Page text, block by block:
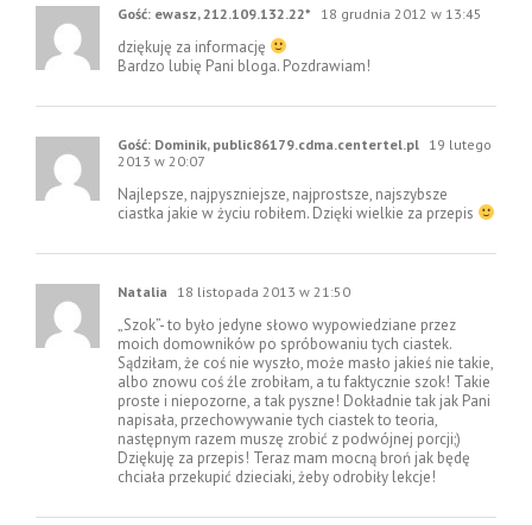
Gość: ewasz, 212.109.132.22* 18 grudnia 2012 w 13:45
dziękuję za informację
Bardzo lubię Pani bloga. Pozdrawiam!
Gość: Dominik, public86179.cdma.centertel.pl 19 lutego
2013 w 20:07
Najlepsze, najpyszniejsze, najprostsze, najszybsze
ciastka jakie w życiu robiłem. Dzięki wielkie za przepis
Natalia 18 listopada 2013 w 21:50
„Szok”- to było jedyne słowo wypowiedziane przez
moich domowników po spróbowaniu tych ciastek.
Sądziłam, że coś nie wyszło, może masło jakieś nie takie,
albo znowu coś źle zrobiłam, a tu faktycznie szok! Takie
proste i niepozorne, a tak pyszne! Dokładnie tak jak Pani
napisała, przechowywanie tych ciastek to teoria,
następnym razem muszę zrobić z podwójnej porcji;)
Dziękuję za przepis! Teraz mam mocną broń jak będę
chciała przekupić dzieciaki, żeby odrobiły lekcje!